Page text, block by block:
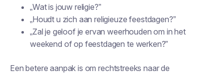
„Wat is jouw religie?”
„Houdt u zich aan religieuze feestdagen?”
„Zal je geloof je ervan weerhouden om in het
weekend of op feestdagen te werken?”
Een betere aanpak is om rechtstreeks naar de